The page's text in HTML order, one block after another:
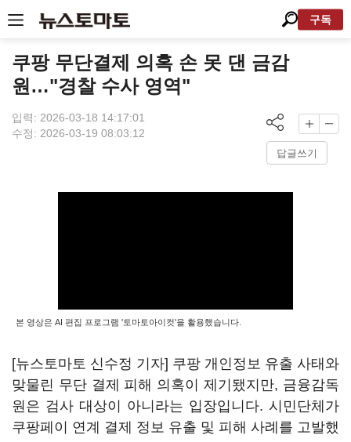
구독
쿠팡 무단결제 의혹 손 못 댄 금감
원…"경찰 수사 영역"
입력: 2026-03-18 14:17:01
수정: 2026-03-19 08:03:12
답글쓰기
본 영상은 AI 편집 프로그램 '토마토아이컷'을 활용했습니다.
[뉴스토마토 신수정 기자] 쿠팡 개인정보 유출 사태와
맞물린 무단 결제 피해 의혹이 제기됐지만, 금융감독
원은 검사 대상이 아니라는 입장입니다. 시민단체가
쿠팡페이 연계 결제 정보 유출 및 피해 사례를 고발했